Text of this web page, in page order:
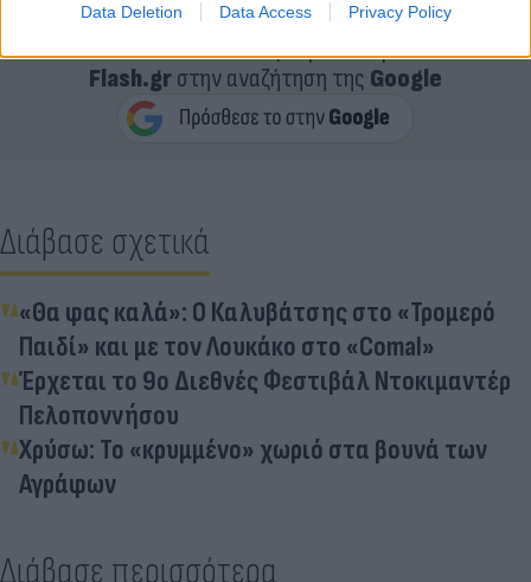
Data Deletion Data Access Privacy Policy
Κάνε κλικ και δες περισσότερο
Flash.grστην αναζήτηση της Google
Διάβασε σχετικά
«Θα φας καλά»: Ο Καλυβάτσης στο «Τρομερό
Παιδί» και με τον Λουκάκο στο «Comal»
Έρχεται το 9ο Διεθνές Φεστιβάλ Ντοκιμαντέρ
Πελοποννήσου
Χρύσω: Το «κρυμμένο» χωριό στα βουνά των
Αγράφων
Διάβασε περισσότερα